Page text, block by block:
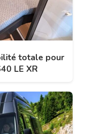
totale pour
LE XR